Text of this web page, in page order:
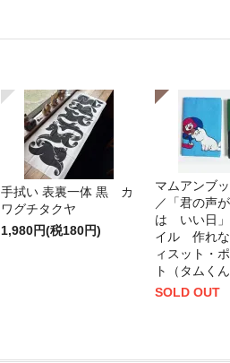
手拭い 表裏一体 黒 カ
ワグチタクヤ
1,980円(税180円)
マムアンブ
／「君の声
は いい日」
イル 作れ
ィスット・
ト（タムく
SOLD OUT